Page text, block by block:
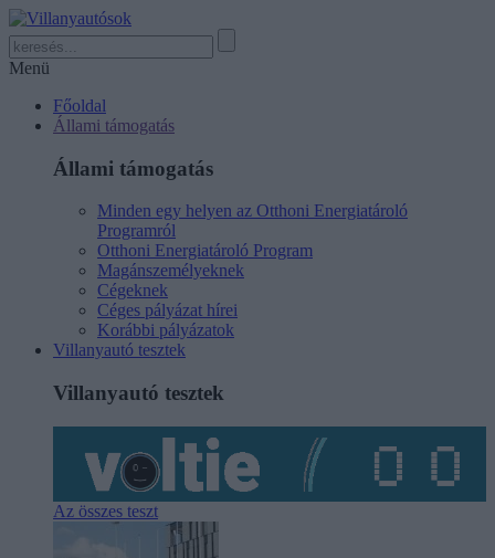
Menü
Főoldal
Állami támogatás
Állami támogatás
Minden egy helyen az Otthoni Energiatároló
Programról
Otthoni Energiatároló Program
Magánszemélyeknek
Cégeknek
Céges pályázat hírei
Korábbi pályázatok
Villanyautó tesztek
Villanyautó tesztek
Az összes teszt